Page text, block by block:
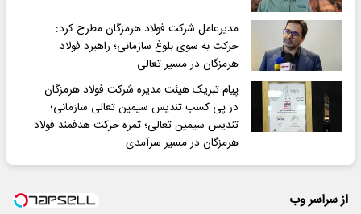
مدیرعامل شرکت فولاد هرمزگان مطرح کرد:
حرکت به سوی بلوغ سازمانی؛ راهبرد فولاد
هرمزگان در مسیر تعالی
پیام تبریک هیئت مدیره شرکت فولاد هرمزگان
در پی کسب تندیس سیمین تعالی سازمانی؛
تندیس سیمین تعالی؛ ثمره حرکت هدفمند فولاد
هرمزگان در مسیر سرآمدی
از سراسر وب